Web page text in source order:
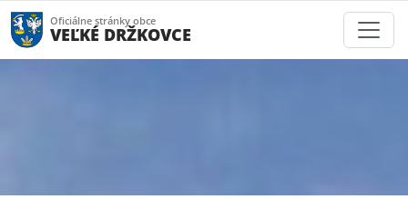
Oficiálne stránky obce
VEĽKÉ DRŽKOVCE